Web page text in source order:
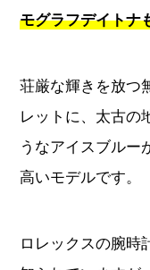
モグラフデイトナ
荘厳な輝きを放つ
レットに、太古の
うなアイスブルー
高いモデルです。
ロレックスの腕時